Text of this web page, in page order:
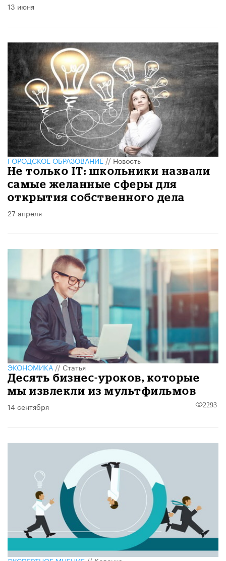
13 июня
ГОРОДСКОЕ ОБРАЗОВАНИЕ//Новость
Не только IТ: школьники назвали
самые желанные сферы для
открытия собственного дела
27 апреля
ЭКОНОМИКА//Статья
Десять бизнес-уроков, которые
мы извлекли из мультфильмов
14 сентября 2293